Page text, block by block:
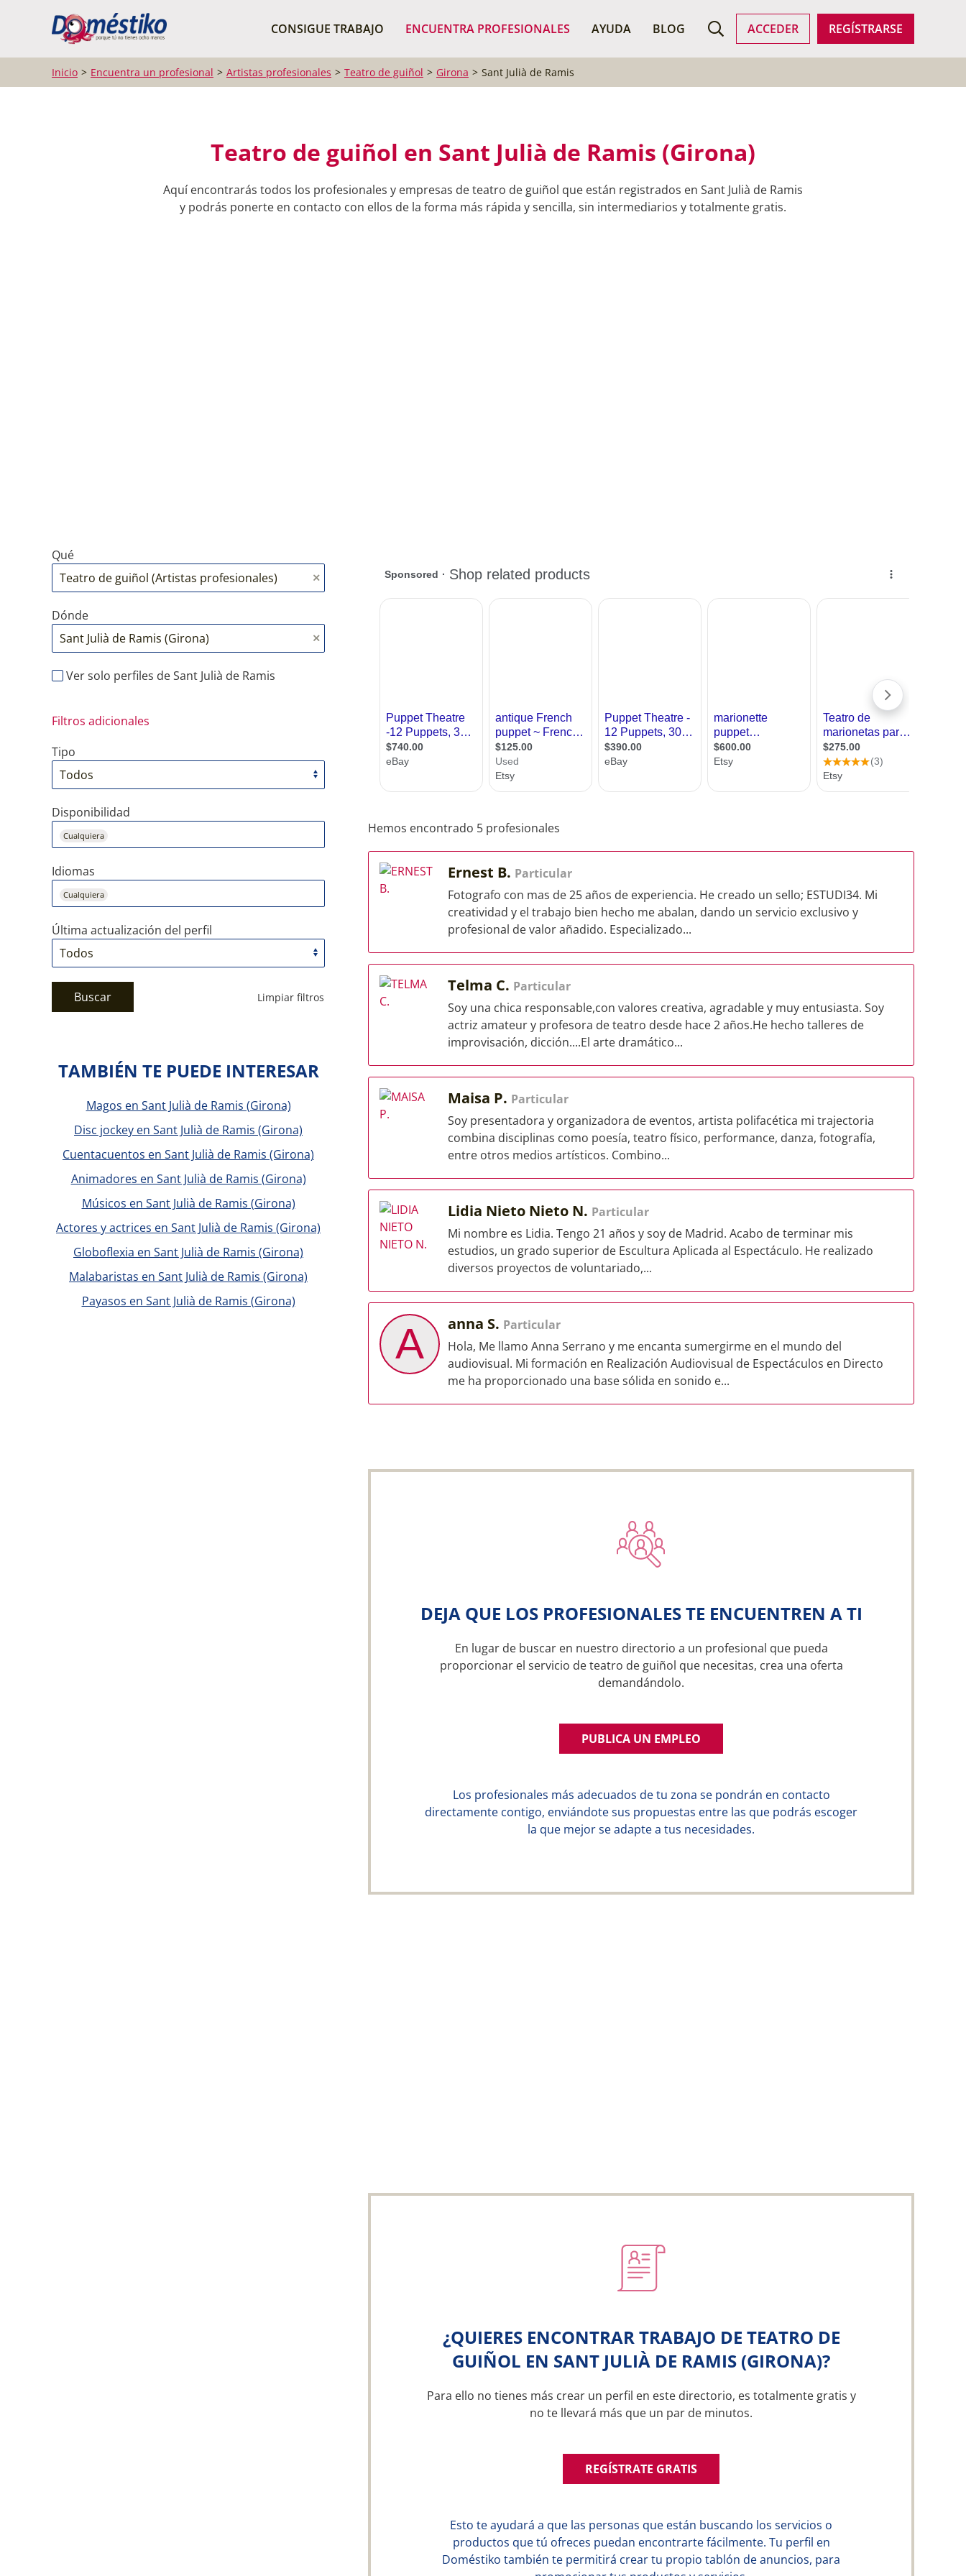
CONSIGUE TRABAJO ENCUENTRA PROFESIONALES AYUDA BLOG ACCEDER REGÍSTRARSE
BUSCAR PROFESIONALES
Inicio Encuentra un profesional Artistas profesionales Teatro de guiñol Girona Sant Julià de Ramis
Teatro de guiñol en Sant Julià de Ramis (Girona)
Aquí encontrarás todos los profesionales y empresas de teatro de guiñol que están registrados en Sant Julià de Ramis
y podrás ponerte en contacto con ellos de la forma más rápida y sencilla, sin intermediarios y totalmente gratis.
Qué
Dónde
Ver solo perfiles de Sant Julià de Ramis
Filtros adicionales
Tipo
Disponibilidad
Cualquiera
Idiomas
Cualquiera
Última actualización del perfil
Buscar Limpiar filtros
Hemos encontrado 5 profesionales
Ernest B. Particular
Fotografo con mas de 25 años de experiencia. He creado un sello; ESTUDI34. Mi
creatividad y el trabajo bien hecho me abalan, dando un servicio exclusivo y
profesional de valor añadido. Especializado...
Telma C. Particular
Soy una chica responsable,con valores creativa, agradable y muy entusiasta. Soy
actriz amateur y profesora de teatro desde hace 2 años.He hecho talleres de
improvisación, dicción....El arte dramático...
Maisa P. Particular
Soy presentadora y organizadora de eventos, artista polifacética mi trajectoria
combina disciplinas como poesía, teatro físico, performance, danza, fotografía,
entre otros medios artísticos. Combino...
Lidia Nieto Nieto N. Particular
Mi nombre es Lidia. Tengo 21 años y soy de Madrid. Acabo de terminar mis
estudios, un grado superior de Escultura Aplicada al Espectáculo. He realizado
diversos proyectos de voluntariado,...
A anna S. Particular
Hola, Me llamo Anna Serrano y me encanta sumergirme en el mundo del
audiovisual. Mi formación en Realización Audiovisual de Espectáculos en Directo
me ha proporcionado una base sólida en sonido e...
DEJA QUE LOS PROFESIONALES TE ENCUENTREN A TI
En lugar de buscar en nuestro directorio a un profesional que pueda
proporcionar el servicio de teatro de guiñol que necesitas, crea una oferta
demandándolo.
PUBLICA UN EMPLEO
Los profesionales más adecuados de tu zona se pondrán en contacto
directamente contigo, enviándote sus propuestas entre las que podrás escoger
la que mejor se adapte a tus necesidades.
¿QUIERES ENCONTRAR TRABAJO DE TEATRO DE
GUIÑOL EN SANT JULIÀ DE RAMIS (GIRONA)?
Para ello no tienes más crear un perfil en este directorio, es totalmente gratis y
no te llevará más que un par de minutos.
REGÍSTRATE GRATIS
Esto te ayudará a que las personas que están buscando los servicios o
productos que tú ofreces puedan encontrarte fácilmente. Tu perfil en
Doméstiko también te permitirá crear tu propio tablón de anuncios, para
TAMBIÉN TE PUEDE INTERESAR
Magos en Sant Julià de Ramis (Girona)
Disc jockey en Sant Julià de Ramis (Girona)
Cuentacuentos en Sant Julià de Ramis (Girona)
Animadores en Sant Julià de Ramis (Girona)
Músicos en Sant Julià de Ramis (Girona)
Actores y actrices en Sant Julià de Ramis (Girona)
Globoflexia en Sant Julià de Ramis (Girona)
Malabaristas en Sant Julià de Ramis (Girona)
Payasos en Sant Julià de Ramis (Girona)